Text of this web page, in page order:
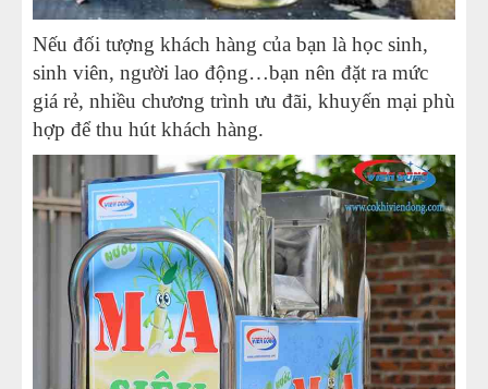
Nếu đối tượng khách hàng của bạn là học sinh,
sinh viên, người lao động…bạn nên đặt ra mức
giá rẻ, nhiều chương trình ưu đãi, khuyến mại phù
hợp để thu hút khách hàng.